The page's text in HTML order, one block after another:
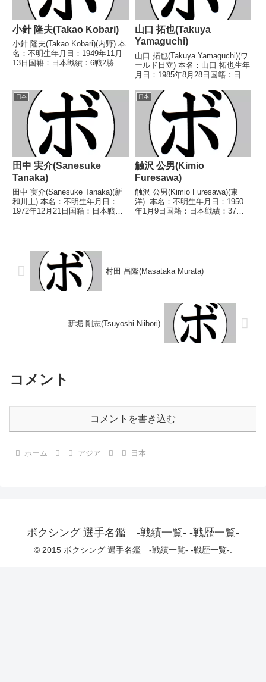
小針 隆夫(Takao Kobari)
小針 隆夫(Takao Kobari)(内野) 本
名：不明生年月日：1949年11月
13日国籍：日本戦績：6戦2勝
○3RKO 安原 茂夫(オザキ)
1975/08/25 ●...
山口 拓也(Takuya
Yamaguchi)
山口 拓也(Takuya Yamaguchi)(ワ
ールド日立) 本名：山口 拓也生年
月日：1985年8月28日国籍：日本
分 【獲得タイトル】なし 【戦
歴】2013/08/10 △4R判定 1-
0(39-37...
日本
田中 実介(Sanesuke
Tanaka)
田中 実介(Sanesuke Tanaka)(新
和川上) 本名：不明生年月日：
1972年12月21日国籍：日本戦
1992/06/15 ●3...
日本
触沢 公男(Kimio
Furesawa)
触沢 公男(Kimio Furesawa)(東
洋) 本名：不明生年月日：1950
年1月9日国籍：日本戦績：37戦
村田 昌隆(Masataka Murata)
新堀 剛志(Tsuyoshi Niibori)
コメント
コメントを書き込む
ホーム アジア 日本
ボクシング 選手名鑑 -戦績一覧- -戦歴一覧-
© 2015 ボクシング 選手名鑑 -戦績一覧- -戦歴一覧-.